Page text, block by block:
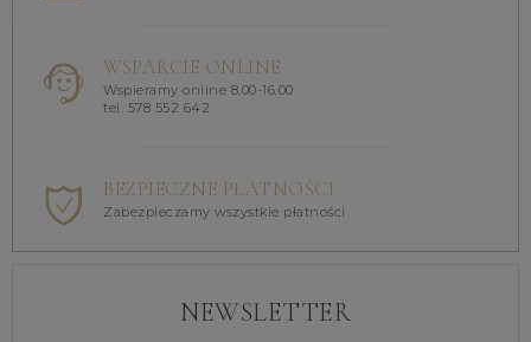
WSPARCIE ONLINE
Wspieramy online 8.00-16.00
tel. 578 552 642
BEZPIECZNE PŁATNOŚCI
Zabezpieczamy wszystkie płatności
NEWSLETTER